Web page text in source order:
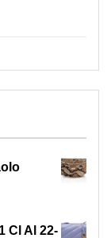
Cl Al 22-